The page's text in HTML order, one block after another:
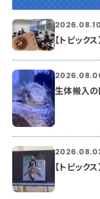
【トピック
生体搬入の
【トピック